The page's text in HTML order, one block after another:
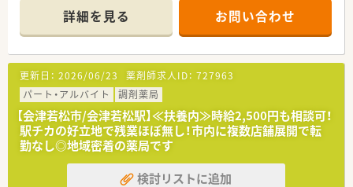
（透析）や泌尿器科の科目をメインに扱っています。
■外来業務に加え、薬剤師の職能を発揮しやすい居宅や施設への
在宅訪問業務についても段階的に携わっていただきます。
【こんな取り組みをしています】
■かかりつけ加算の獲得に対する会社からの個人ノルマや目標
設定は一切なく、真に患者様に寄り添う医療を追求します。
■ストレスを溜め込まない健康的な働き方を支援するため、無料
で利用できる外部のオンラインカウンセリングなどの福利厚生
を導入しています。
■店舗の建て替えプロジェクトを進めており、図書館を併設する
など新しい薬局の価値や地域交流の形にチャレンジし続けてい
詳細を見る お問い合わせ
更新日： 2026/06/23 薬剤師求人ID： 727963
パート・アルバイト
調剤薬局
【会津若松市/会津若松駅】≪扶養内≫時給2,500円も相談可！
駅チカの好立地で残業ほぼ無し！市内に複数店舗展開で転
勤なし◎地域密着の薬局です
検討リストに追加